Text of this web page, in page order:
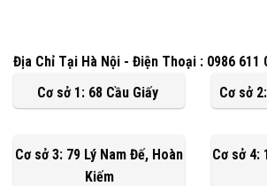
Địa Chỉ Tại Hà Nội - Điện Thoại : 0986 611
Cơ sở 1: 68 Cầu Giấy
Cơ sở
Cơ sở 3: 79 Lý Nam Đế, Hoàn
Kiếm
Cơ sở 4: